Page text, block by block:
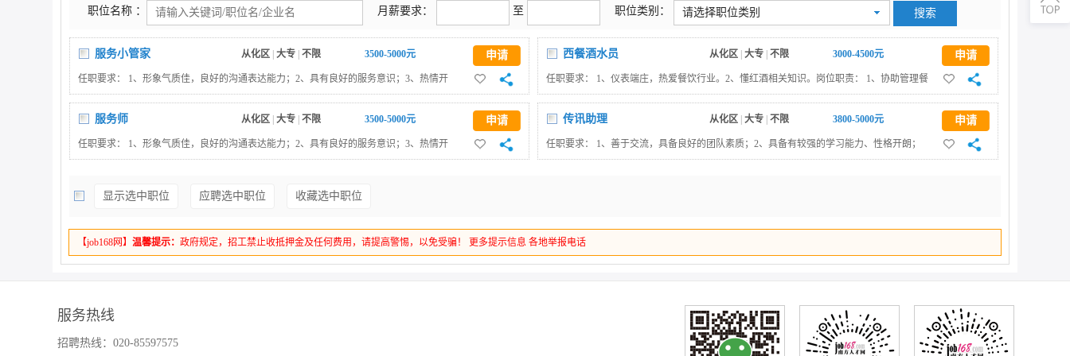
职位名称 ： 月薪要求： 至 职位类别： 请选择职位类别
服务小管家 从化区 大专 不限 3500-5000元
任职要求： 1、形象气质佳，良好的沟通表达能力；2、具有良好的服务意识；3、热情开
朗，有责任心；4、抗压能力较强。岗位职责： 1.熟悉宾馆客源情况，因人制宜制定VIP宾
客和重要团队接待方案，为客户提供个性化、合理化产品组合建议。2.保持与其它管家的联
护工作，建立客户档案.4.完成上级领导交办的其他工作。
申请 西餐酒水员 从化区 大专 不限 3000-4500元
任职要求： 1、仪表端庄，热爱餐饮行业。2、懂红酒相关知识。岗位职责： 1、协助管理餐
饮部门的红酒；2、按规定和程序提供高标准的餐饮酒水服务；3、负责吧台周边的卫生等相
关工作；4、完成上级领导交办的其他工作。
申请
服务师 从化区 大专 不限 3500-5000元
任职要求： 1、形象气质佳，良好的沟通表达能力；2、具有良好的服务意识；3、热情开
朗，有责任心；4、抗压能力较强。岗位职责： 1、协助部门领导，完成酒店餐饮接待；2、
申请 传讯助理 从化区 大专 不限 3800-5000元
任职要求： 1、善于交流，具备良好的团队素质；2、具备有较强的学习能力、性格开朗；
3、能较好地运用Office、制图软件。岗位职责： 1、起草部门各类策划方案，并跟踪方案实
申请
显示选中职位 应聘选中职位 收藏选中职位
【job168网】 温馨提示： 政府规定，招工禁止收抵押金及任何费用，请提高警惕，以免受骗！ 更多提示信息 各地举报电话
服务热线
招聘热线：020-85597575
二维码